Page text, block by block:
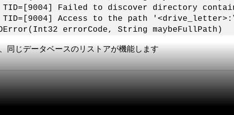
TID=[9004] Failed to discover directory
TID=[9004] Access to the path
errorCode, String maybeFullPath)
同じデータベースのリストアが機能します